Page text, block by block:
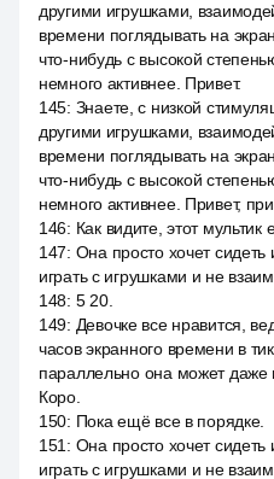
другими игрушками,
времени поглядывать на
что-нибудь с высокой
немного активнее. Привет.
145: Знаете, с низкой
другими игрушками,
времени поглядывать на
что-нибудь с высокой
немного активнее. Привет,
146: Как видите, этот мультик
147: Она просто хочет сидеть
играть с игрушками и не
148: 5 20.
149: Девочке все нравится,
часов экранного времени в
параллельно она может даже
Коро.
150: Пока ещё все в порядке.
151 : Она просто хочет сидеть
играть с игрушками и не